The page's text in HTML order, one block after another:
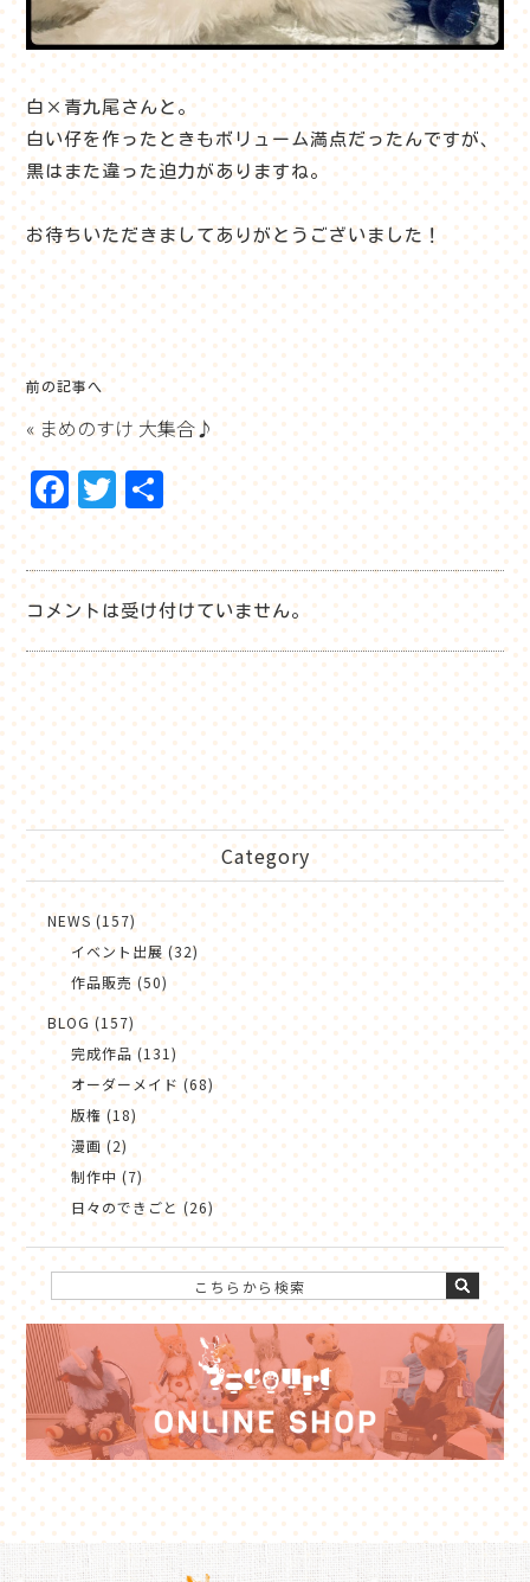
白×青九尾さんと。
白い仔を作ったときもボリューム満点だったんですが、
黒はまた違った迫力がありますね。
お待ちいただきましてありがとうございました！
前の記事へ
« まめのすけ 大集合♪
F
a
ce
b
o
o
k
T
w
itt
er
共
有
コメントは受け付けていません。
Category
NEWS (157)
イベント出展 (32)
作品販売 (50)
BLOG (157)
完成作品 (131)
オーダーメイド (68)
版権 (18)
漫画 (2)
制作中 (7)
日々のできごと (26)